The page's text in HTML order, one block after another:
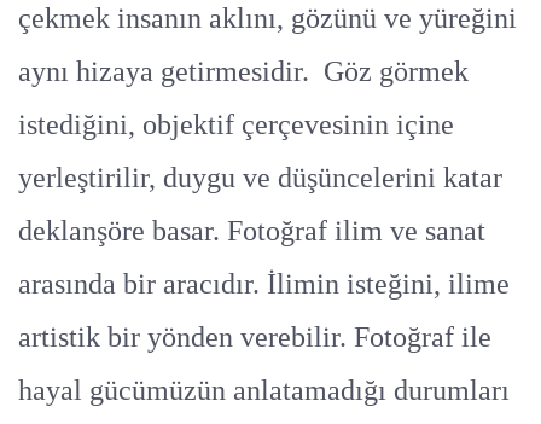
çekmek insanın aklını, gözünü ve yüreğini
aynı hizaya getirmesidir. Göz görmek
istediğini, objektif çerçevesinin içine
yerleştirilir, duygu ve düşüncelerini katar
deklanşöre basar. Fotoğraf ilim ve sanat
arasında bir aracıdır. İlimin isteğini, ilime
artistik bir yönden verebilir. Fotoğraf ile
hayal gücümüzün anlatamadığı durumları